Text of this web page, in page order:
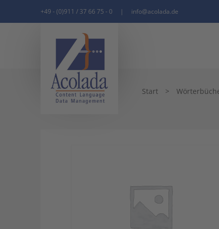
+49 - (0)911 / 37 66 75 - 0 | info@acolada.de
Start >